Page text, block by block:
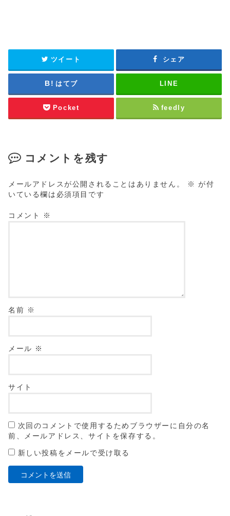
ツイート シェア
はてブ LINE
Pocket feedly
コメントを残す
メールアドレスが公開されることはありません。 ※ が付
いている欄は必須項目です
コメント ※
名前 ※
メール ※
サイト
次回のコメントで使用するためブラウザーに自分の名
前、メールアドレス、サイトを保存する。
新しい投稿をメールで受け取る